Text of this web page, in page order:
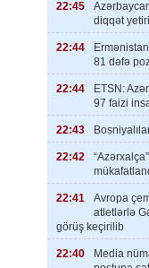
22:45
diqqət
22:44
81 dəfə
22:44
ETSN:
97 faizi
22:43
22:42
22:41
Avropa
atletlərlə
görüş keçirilib
22:40
Media